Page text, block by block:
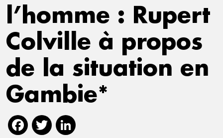
l’homme : Rupert
Colville à propos
de la situation en
Gambie*
Facebook
Twitter